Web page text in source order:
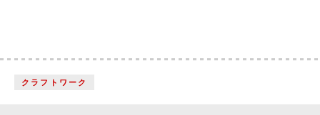
クラフトワーク